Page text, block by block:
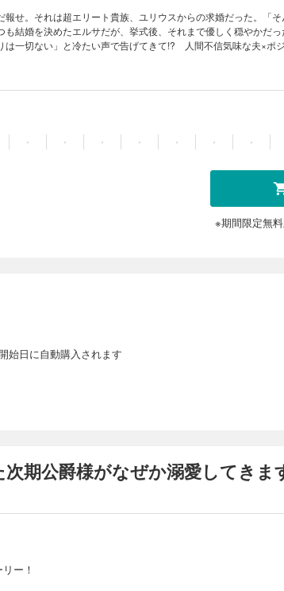
せ。それは超エリート貴族、ユリウスからの求婚だった。「そ
結婚を決めたエルサだが、挙式後、それまで優しく穏やかだっ
は一切ない」と冷たい声で告げてきて!? 人間不信気味な夫×ポ
・ ・ ・ ・ ・ ・ ・
※期間限定無
始日に自動購入されます
期公爵様がなぜか溺愛してきま
ー！